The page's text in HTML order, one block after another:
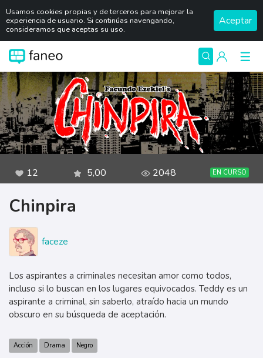
Usamos cookies propias y de terceros para mejorar la
experiencia de usuario. Si continúas navengando,
consideramos que aceptas su uso.
Aceptar
12 5,00 2048 EN CURSO
Chinpira
faceze
Los aspirantes a criminales necesitan amor como todos,
incluso si lo buscan en los lugares equivocados. Teddy es un
aspirante a criminal, sin saberlo, atraído hacia un mundo
obscuro en su búsqueda de aceptación.
Acción Drama Negro